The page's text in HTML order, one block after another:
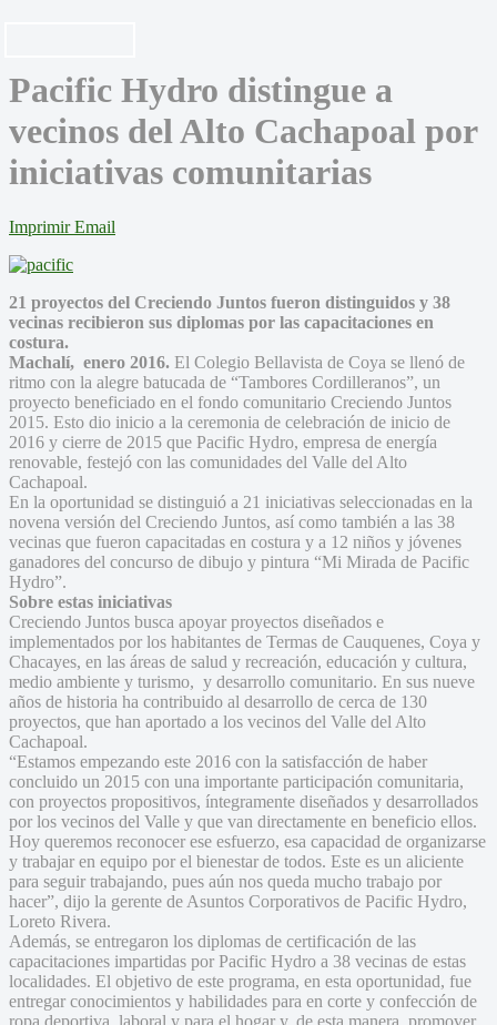
Pacific Hydro distingue a
vecinos del Alto Cachapoal por
iniciativas comunitarias
Imprimir Email
21 proyectos del Creciendo Juntos fueron distinguidos y 38
vecinas recibieron sus diplomas por las capacitaciones en
costura.
Machalí, enero 2016. El Colegio Bellavista de Coya se llenó de
ritmo con la alegre batucada de “Tambores Cordilleranos”, un
proyecto beneficiado en el fondo comunitario Creciendo Juntos
2015. Esto dio inicio a la ceremonia de celebración de inicio de
2016 y cierre de 2015 que Pacific Hydro, empresa de energía
renovable, festejó con las comunidades del Valle del Alto
Cachapoal.
En la oportunidad se distinguió a 21 iniciativas seleccionadas en la
novena versión del Creciendo Juntos, así como también a las 38
vecinas que fueron capacitadas en costura y a 12 niños y jóvenes
ganadores del concurso de dibujo y pintura “Mi Mirada de Pacific
Hydro”.
Sobre estas iniciativas
Creciendo Juntos busca apoyar proyectos diseñados e
implementados por los habitantes de Termas de Cauquenes, Coya y
Chacayes, en las áreas de salud y recreación, educación y cultura,
medio ambiente y turismo, y desarrollo comunitario. En sus nueve
años de historia ha contribuido al desarrollo de cerca de 130
proyectos, que han aportado a los vecinos del Valle del Alto
Cachapoal.
“Estamos empezando este 2016 con la satisfacción de haber
concluido un 2015 con una importante participación comunitaria,
con proyectos propositivos, íntegramente diseñados y desarrollados
por los vecinos del Valle y que van directamente en beneficio ellos.
Hoy queremos reconocer ese esfuerzo, esa capacidad de organizarse
y trabajar en equipo por el bienestar de todos. Este es un aliciente
para seguir trabajando, pues aún nos queda mucho trabajo por
hacer”, dijo la gerente de Asuntos Corporativos de Pacific Hydro,
Loreto Rivera.
Además, se entregaron los diplomas de certificación de las
capacitaciones impartidas por Pacific Hydro a 38 vecinas de estas
localidades. El objetivo de este programa, en esta oportunidad, fue
entregar conocimientos y habilidades para en corte y confección de
ropa deportiva, laboral y para el hogar y, de esta manera, promover